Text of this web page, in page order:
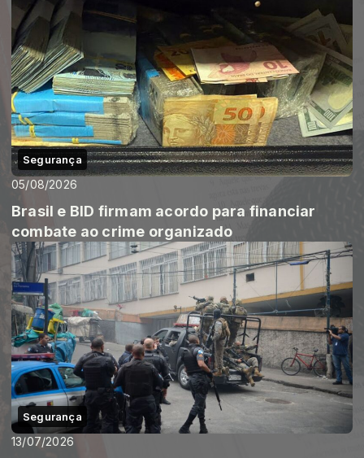
Segurança
05/08/2026
Brasil e BID firmam acordo para financiar
combate ao crime organizado
Segurança
13/07/2026